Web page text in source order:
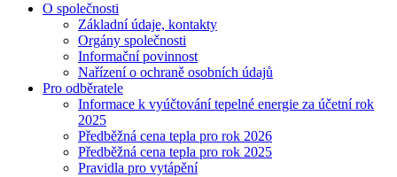
O společnosti
Základní údaje, kontakty
Orgány společnosti
Informační povinnost
Nařízení o ochraně osobních údajů
Pro odběratele
Informace k vyúčtování tepelné energie za účetní rok
2025
Předběžná cena tepla pro rok 2026
Předběžná cena tepla pro rok 2025
Pravidla pro vytápění